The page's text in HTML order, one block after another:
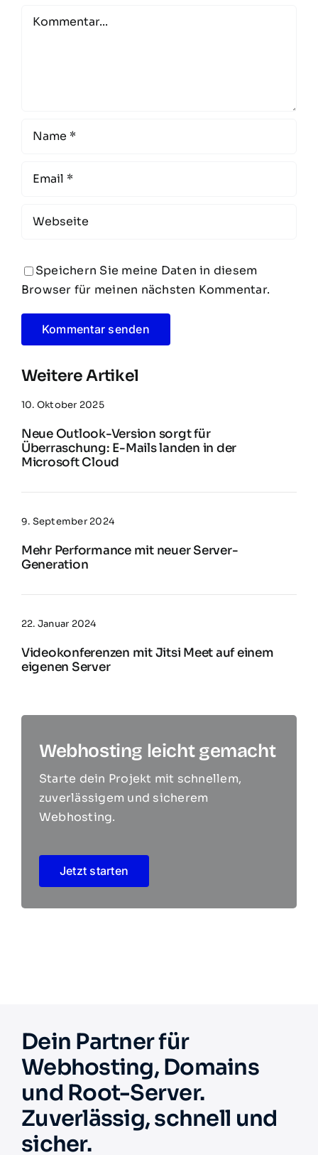
Comment
Speichern Sie meine Daten in diesem
Browser für meinen nächsten Kommentar.
Weitere Artikel
10. Oktober 2025
Neue Outlook-Version sorgt für
Überraschung: E-Mails landen in der
Microsoft Cloud
9. September 2024
Mehr Performance mit neuer Server-
Generation
22. Januar 2024
Videokonferenzen mit Jitsi Meet auf einem
eigenen Server
Webhosting leicht gemacht
Starte dein Projekt mit schnellem,
zuverlässigem und sicherem
Webhosting.
Jetzt starten
Dein Partner für
Webhosting, Domains
und Root-Server.
Zuverlässig, schnell und
sicher.